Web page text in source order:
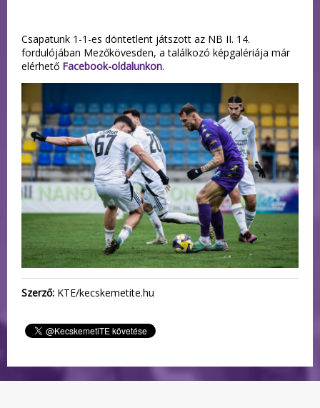
Csapatunk 1-1-es döntetlent játszott az NB II. 14.
fordulójában Mezőkövesden, a találkozó képgalériája már
elérhető Facebook-oldalunkon.
Szerző: KTE/kecskemetite.hu